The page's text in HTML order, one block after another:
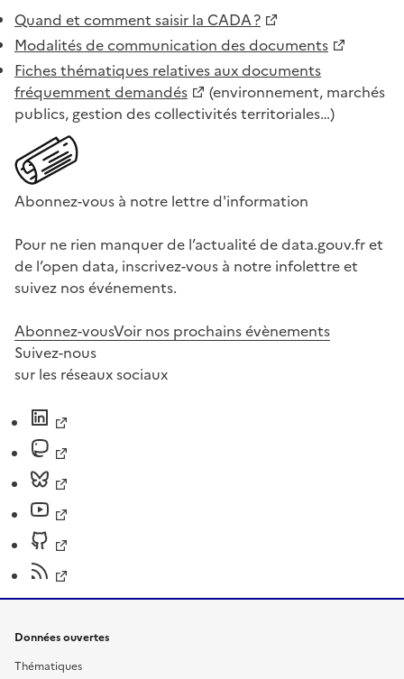
Quand et comment saisir la CADA ?
Modalités de communication des documents
Fiches thématiques relatives aux documents
fréquemment demandés
(environnement, marchés
publics, gestion des collectivités territoriales…)
Abonnez-vous à notre lettre d'information
Pour ne rien manquer de l’actualité de data.gouv.fr et
de l’open data, inscrivez-vous à notre infolettre et
suivez nos événements.
Abonnez-vousVoir nos prochains évènements
Suivez-nous
sur les réseaux sociaux
Données ouvertes
Thématiques